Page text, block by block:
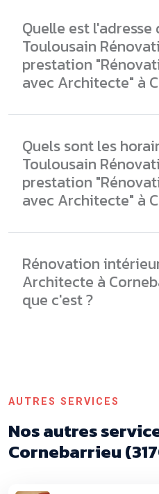
Quelle est
Toulousain
prestation
avec Architecte" à
Quels sont les
Toulousain
prestation
avec Architecte" à
Rénovation
Architecte à
que c'est ?
AUTRES SERVICES
Nos autres
Cornebarrieu